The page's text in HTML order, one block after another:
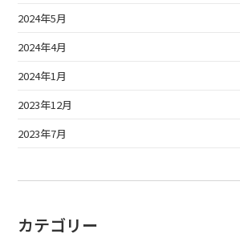
2024年5月
2024年4月
2024年1月
2023年12月
2023年7月
カテゴリー